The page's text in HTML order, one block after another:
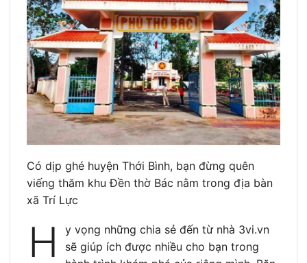
Có dịp ghé huyện Thới Bình, bạn đừng quên
viếng thăm khu Đền thờ Bác nằm trong địa bàn
xã Trí Lực
H
y vọng những chia sẻ đến từ nhà 3vi.vn
sẽ giúp ích được nhiều cho bạn trong